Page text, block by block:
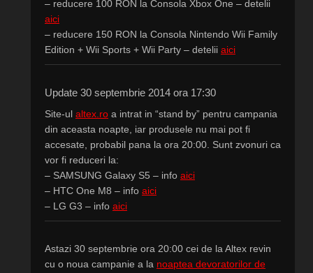
– reducere 100 RON la Consola Xbox One – detelii
aici
– reducere 150 RON la Consola Nintendo Wii Family
Edition + Wii Sports + Wii Party – detelii aici
Update 30 septembrie 2014 ora 17:30
Site-ul altex.ro a intrat in “stand by” pentru campania
din aceasta noapte, iar produsele nu mai pot fi
accesate, probabil pana la ora 20:00. Sunt zvonuri ca
vor fi reduceri la:
– SAMSUNG Galaxy S5 – info aici
– HTC One M8 – info aici
– LG G3 – info aici
Astazi 30 septembrie ora 20:00 cei de la Altex revin
cu o noua campanie a la noaptea devoratorilor de